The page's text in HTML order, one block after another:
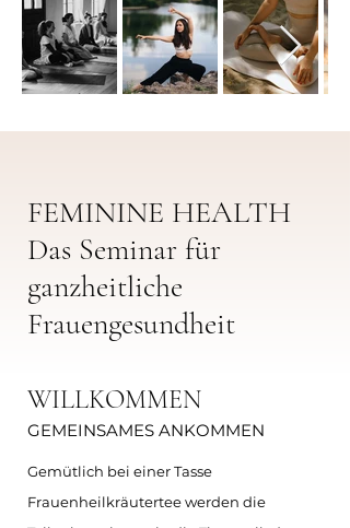
FEMININE HEALTH
Das Seminar für
ganzheitliche
Frauengesundheit
WILLKOMMEN
GEMEINSAMES ANKOMMEN
Gemütlich bei einer Tasse
Frauenheilkräutertee werden die